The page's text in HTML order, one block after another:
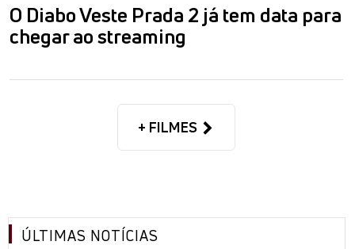
O Diabo Veste Prada 2 já tem data para
chegar ao streaming
+ FILMES
ÚLTIMAS NOTÍCIAS